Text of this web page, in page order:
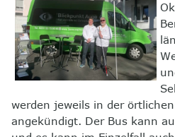
werden jeweils in der
angekündigt. Der Bus kann